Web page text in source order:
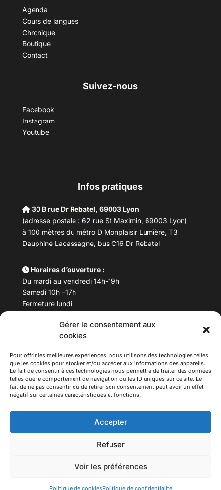
Gérer le consentement aux
cookies
Pour offrir les meilleures expériences, nous utilisons des technologies telles
que les cookies pour stocker et/ou accéder aux informations des appareils.
Le fait de consentir à ces technologies nous permettra de traiter des données
telles que le comportement de navigation ou les ID uniques sur ce site. Le
fait de ne pas consentir ou de retirer son consentement peut avoir un effet
négatif sur certaines caractéristiques et fonctions.
Accepter
Refuser
Voir les préférences
Politique de cookiesPolitique de confidentialité
Agenda
Cours de langues
Chronique
Boutique
Contact
Suivez-nous
Facebook
Instagram
Youtube
Infos pratiques
30 B rue Dr Rebatel, 69003 Lyon
(adresse postale : 62 rue St Maximin, 69003 Lyon)
à 100 mètres du métro D Monplaisir Lumière, T3
Dauphiné Lacassagne, bus C16 Dr Rebatel
Horaires d’ouverture :
Du mardi au vendredi 14h-19h
Samedi 10h –17h
Fermeture lundi
Téléphone : 04 78 53 06 40
maisondesculturesasiatiques@asiexpo.com
Tous droits réservés.